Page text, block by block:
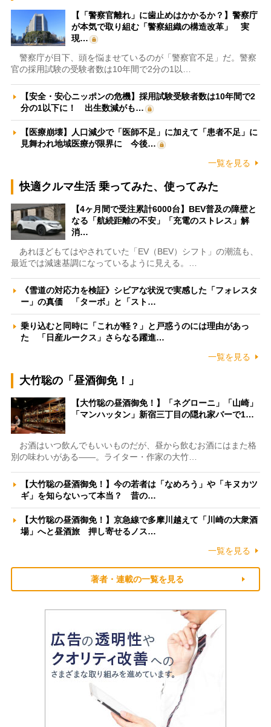
【「警察官離れ」に歯止めはかかるか？】警察庁
が本気で取り組む「警察組織の構造改革」 実
現…
警察庁が目下、頭を悩ませているのが「警察官不足」だ。警察
官の採用試験の受験者数は10年間で2分の1以…
【安全・安心ニッポンの危機】採用試験受験者数は10年間で2
分の1以下に！ 出生数減がも…
【医療崩壊】人口減少で「医師不足」に加えて「患者不足」に
見舞われ地域医療が限界に 今後…
一覧を見る
快適クルマ生活 乗ってみた、使ってみた
【4ヶ月間で受注累計6000台】BEV普及の障壁と
なる「航続距離の不安」「充電のストレス」解
消…
あれほどもてはやされていた「EV（BEV）シフト」の潮流も、
最近では減速基調になっているように見える。…
《雪道の対応力を検証》シビアな状況で実感した「フォレスタ
ー」の真価 「ターボ」と「スト…
乗り込むと同時に「これが軽？」と戸惑うのには理由があっ
た 「日産ルークス」さらなる躍進…
一覧を見る
大竹聡の「昼酒御免！」
【大竹聡の昼酒御免！】「ネグローニ」「山崎」
「マンハッタン」新宿三丁目の隠れ家バーで1…
お酒はいつ飲んでもいいものだが、昼から飲むお酒にはまた格
別の味わいがある――。ライター・作家の大竹…
【大竹聡の昼酒御免！】今の若者は「なめろう」や「キヌカツ
ギ」を知らないって本当？ 昔の…
【大竹聡の昼酒御免！】京急線で多摩川越えて「川崎の大衆酒
場」へと昼酒旅 押し寄せるノス…
一覧を見る
著者・連載の一覧を見る